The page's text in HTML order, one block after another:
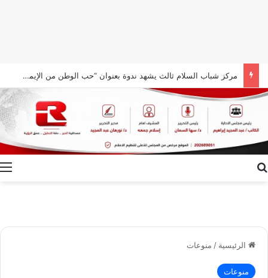
مركز شباب السلام ثالث يشهد ندوة بعنوان “حب الوطن من الإيمان ودور النشء في حفظ أمنه”
الرئيسية / منوعات
منوعات